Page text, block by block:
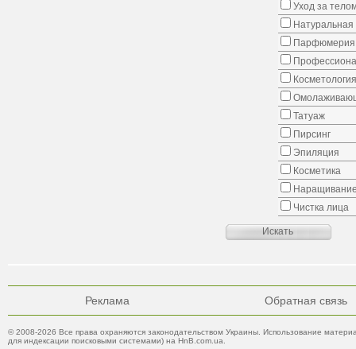
Уход за
Натуральная
Парфюмерия
Косметология
Татуаж
Пирсинг
Эпиляция
Косметика
Чистка лица
Реклама Обратная связь
© 2008-2026 Все права охраняются законодательством Украины. Использование
для индексации поисковыми системами) на HnB.com.ua.